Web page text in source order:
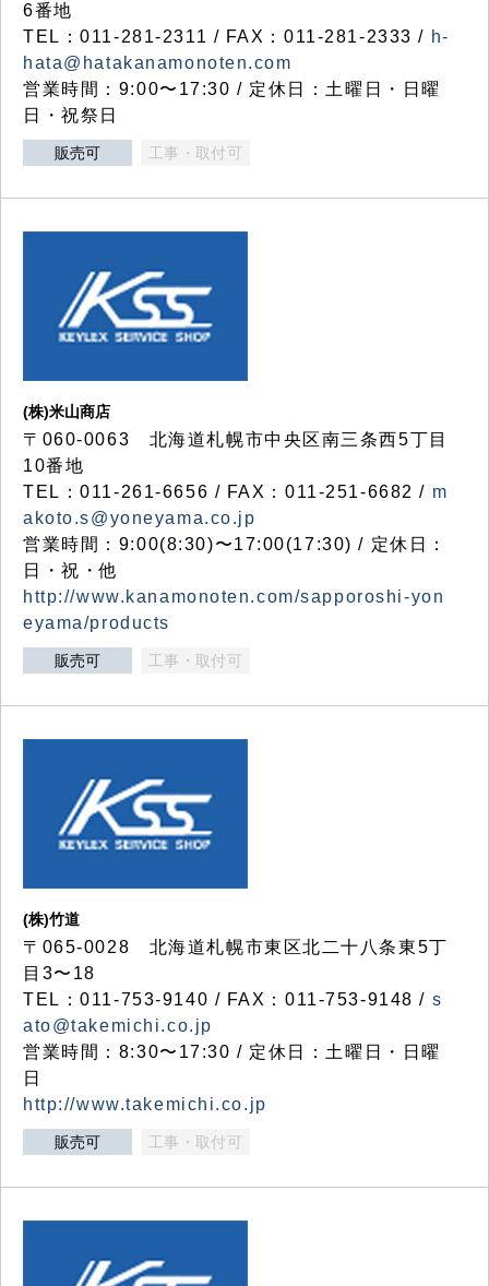
6番地
TEL：011-281-2311 / FAX：011-281-2333 / h-
hata@hatakanamonoten.com
営業時間：9:00〜17:30 / 定休日：土曜日・日曜
日・祝祭日
販売可 工事・取付可
(株)米山商店
〒060-0063 北海道札幌市中央区南三条西5丁目
10番地
TEL：011-261-6656 / FAX：011-251-6682 / m
akoto.s@yoneyama.co.jp
営業時間：9:00(8:30)〜17:00(17:30) / 定休日：
日・祝・他
http://www.kanamonoten.com/sapporoshi-yon
eyama/products
販売可 工事・取付可
(株)竹道
〒065-0028 北海道札幌市東区北二十八条東5丁
目3〜18
TEL：011-753-9140 / FAX：011-753-9148 / s
ato@takemichi.co.jp
営業時間：8:30〜17:30 / 定休日：土曜日・日曜
日
http://www.takemichi.co.jp
販売可 工事・取付可